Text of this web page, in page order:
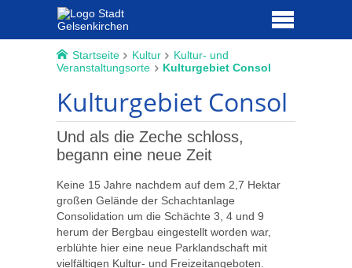
Startseite Kultur
Kultur- und
Veranstaltungsorte
Kulturgebiet Consol
Kulturgebiet Consol
Und als die Zeche schloss,
begann eine neue Zeit
Keine 15 Jahre nachdem auf dem 2,7 Hektar
großen Gelände der Schachtanlage
Consolidation um die Schächte 3, 4 und 9
herum der Bergbau eingestellt worden war,
erblühte hier eine neue Parklandschaft mit
vielfältigen Kultur- und Freizeitangeboten.